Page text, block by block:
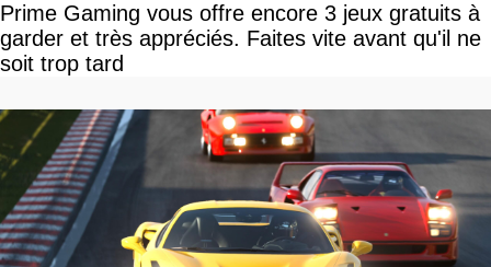
Prime Gaming vous offre encore 3 jeux gratuits à
garder et très appréciés. Faites vite avant qu'il ne
soit trop tard